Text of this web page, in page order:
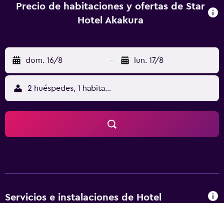
Matsumoto) está a 108 km.
Precio de habitaciones y ofertas de Star
Hotel Akakura
dom. 16/8 - lun. 17/8
2 huéspedes, 1 habitación
Servicios e instalaciones de Hotel